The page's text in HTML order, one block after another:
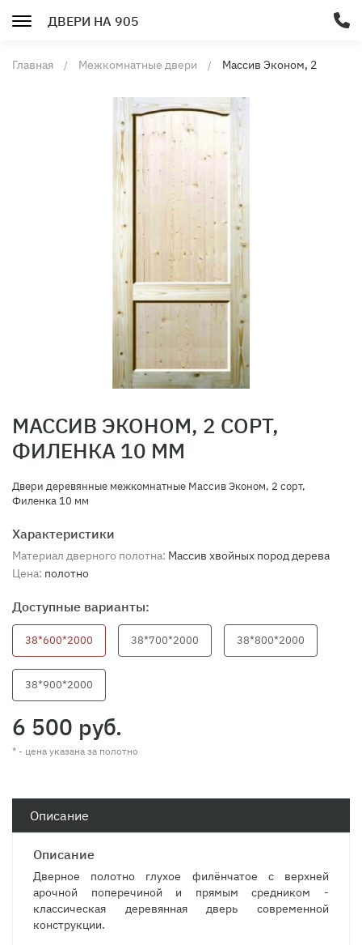
ДВЕРИ НА 905
Главная Межкомнатные двери
Массив Эконом, 2
МАССИВ ЭКОНОМ, 2 СОРТ,
ФИЛЕНКА 10 ММ
Двери деревянные межкомнатные Массив Эконом, 2 сорт,
Филенка 10 мм
Характеристики
Материал дверного полотна: Массив хвойных пород дерева
Цена: полотно
Доступные варианты:
38*600*2000 38*700*2000 38*800*2000
38*900*2000
6 500 руб.
* - цена указана за полотно
Описание
Описание
Дверное полотно глухое филёнчатое с верхней
арочной поперечиной и прямым средником -
классическая деревянная дверь современной
конструкции.